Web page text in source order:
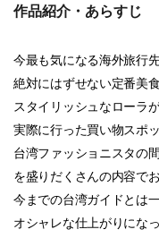
作品紹介・あらすじ
今最も気になる海外旅行
絶対にはずせない定番美
スタイリッシュなローラ
実際に行った買い物スポッ
台湾ファッショニスタの
を盛りだくさんの内容で
今までの台湾ガイドとは
オシャレな仕上がりになっ